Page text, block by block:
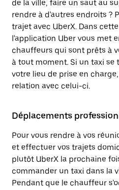
de la ville, faire un saut au
rendre à d'autres endroits ?
trajet avec UberX. Dans
l'application Uber vous met
chauffeurs qui sont prêts à
à tout moment. Si un taxi se
votre lieu de prise en
relation avec celui-ci.
Déplacements
Pour vous rendre à vos
et effectuer vos trajets
plutôt UberX la prochaine
commander un taxi dans la
Pendant que le chauffeur